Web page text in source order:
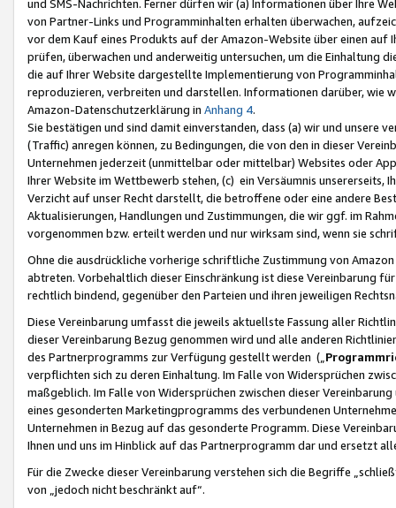
und SMS-Nachrichten. Ferner dürfen wir (a) Informationen über Ihre
von Partner-Links und Programminhalten erhalten überwachen,
vor dem Kauf eines Produkts auf der Amazon-Website über einen
prüfen, überwachen und anderweitig untersuchen, um die Einhaltung
die auf Ihrer Website dargestellte Implementierung von
reproduzieren, verbreiten und darstellen. Informationen darüber, wie
Amazon-Datenschutzerklärung in Anhang 4.
Sie bestätigen und sind damit einverstanden, dass (a) wir und
(Traffic) anregen können, zu Bedingungen, die von den in dieser
Unternehmen jederzeit (unmittelbar oder mittelbar) Websites oder
Ihrer Website im Wettbewerb stehen, (c) ein Versäumnis unsererseits,
Verzicht auf unser Recht darstellt, die betroffene oder eine andere
Aktualisierungen, Handlungen und Zustimmungen, die wir ggf. im
vorgenommen bzw. erteilt werden und nur wirksam sind, wenn sie
Ohne die ausdrückliche vorherige schriftliche Zustimmung von
abtreten. Vorbehaltlich dieser Einschränkung ist diese Vereinbarung
rechtlich bindend, gegenüber den Parteien und ihren jeweiligen
Diese Vereinbarung umfasst die jeweils aktuellste Fassung aller
dieser Vereinbarung Bezug genommen wird und alle anderen
des Partnerprogramms zur Verfügung gestellt werden („
verpflichten sich zu deren Einhaltung. Im Falle von Widersprüchen
maßgeblich. Im Falle von Widersprüchen zwischen dieser
eines gesonderten Marketingprogramms des verbundenen
Unternehmen in Bezug auf das gesonderte Programm. Diese
Ihnen und uns im Hinblick auf das Partnerprogramm dar und ersetzt
Für die Zwecke dieser Vereinbarung verstehen sich die Begriffe
von „jedoch nicht beschränkt auf“.